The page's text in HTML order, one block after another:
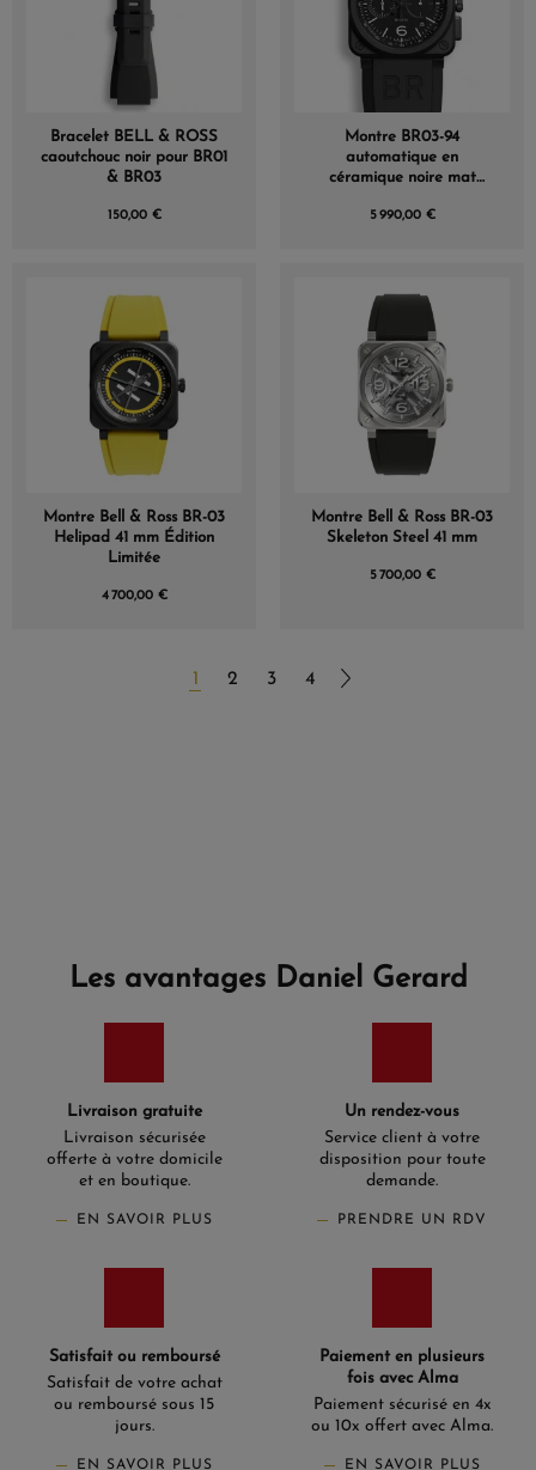
Bracelet BELL & ROSS
caoutchouc noir pour BR01
& BR03
150,00 €
Montre BR03-94
automatique en
céramique noire mat
5 990,00 €
Montre Bell & Ross BR-03
Helipad 41 mm Édition
Limitée
4 700,00 €
Montre Bell & Ross BR-03
Skeleton Steel 41 mm
5 700,00 €
1 2 3 4
Les avantages Daniel Gerard
Livraison gratuite
Livraison sécurisée
offerte à votre domicile
et en boutique.
EN SAVOIR PLUS
Un rendez-vous
Service client à votre
disposition pour toute
demande.
PRENDRE UN RDV
Satisfait ou remboursé
Satisfait de votre achat
ou remboursé sous 15
jours.
EN SAVOIR PLUS
Paiement en plusieurs
fois avec Alma
Paiement sécurisé en 4x
ou 10x offert avec Alma.
EN SAVOIR PLUS